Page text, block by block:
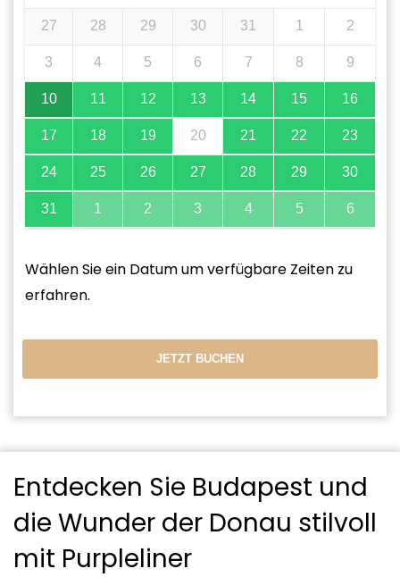
27 28 29 30 31 1 2
3 4 5 6 7 8 9
10 11 12 13 14 15 16
17 18 19 20 21 22 23
24 25 26 27 28 29 30
31 1 2 3 4 5 6
Wählen Sie ein Datum um verfügbare Zeiten zu
erfahren.
JETZT BUCHEN
Entdecken Sie Budapest und
die Wunder der Donau stilvoll
mit Purpleliner